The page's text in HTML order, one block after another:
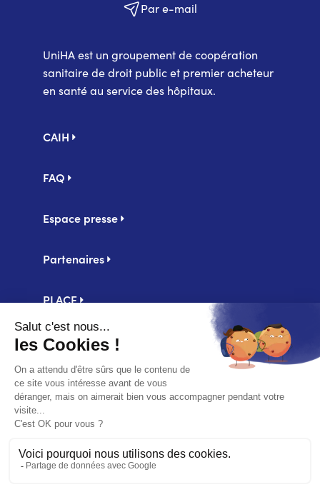
Par e-mail
UniHA est un groupement de coopération
sanitaire de droit public et premier acheteur
en santé au service des hôpitaux.
de
CAIH
FAQ
Espace presse
Partenaires
PLACE
Centrale d'achat UniHA
Second
Mentions légales
Politique de confidentialité